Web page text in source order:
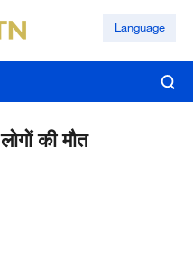
Language
की मौत